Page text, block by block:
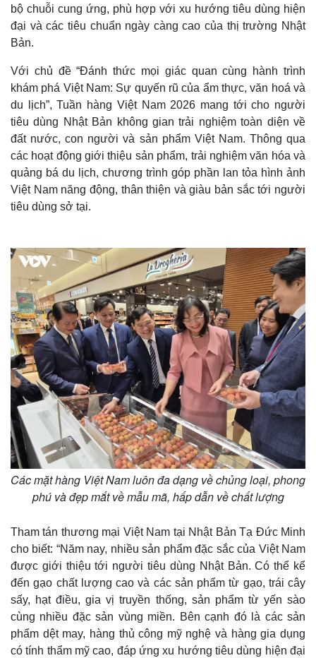
Thế giới
Quan sát
Multimedia
Infographic
bộ chuỗi cung ứng, phù hợp với xu hướng tiêu dùng hiện
đại và các tiêu chuẩn ngày càng cao của thị trường Nhật
Bản.
Với chủ đề “Đánh thức mọi giác quan cùng hành trình
khám phá Việt Nam: Sự quyến rũ của ẩm thực, văn hoá và
du lịch”, Tuần hàng Việt Nam 2026 mang tới cho người
tiêu dùng Nhật Bản không gian trải nghiệm toàn diện về
đất nước, con người và sản phẩm Việt Nam. Thông qua
các hoạt động giới thiệu sản phẩm, trải nghiệm văn hóa và
quảng bá du lịch, chương trình góp phần lan tỏa hình ảnh
Việt Nam năng động, thân thiện và giàu bản sắc tới người
tiêu dùng sở tại.
Các mặt hàng Việt Nam luôn đa dạng về chủng loại, phong
phú và đẹp mắt về mẫu mã, hấp dẫn về chất lượng
Tham tán thương mại Việt Nam tại Nhật Bản Tạ Đức Minh
cho biết: “Năm nay, nhiều sản phẩm đặc sắc của Việt Nam
được giới thiệu tới người tiêu dùng Nhật Bản. Có thể kể
đến gạo chất lượng cao và các sản phẩm từ gạo, trái cây
sấy, hạt điều, gia vị truyền thống, sản phẩm từ yến sào
cùng nhiều đặc sản vùng miền. Bên cạnh đó là các sản
phẩm dệt may, hàng thủ công mỹ nghệ và hàng gia dụng
có tính thẩm mỹ cao, đáp ứng xu hướng tiêu dùng hiện đại